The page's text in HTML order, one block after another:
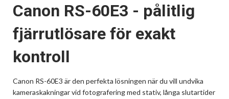
Canon RS-60E3 - pålitlig
fjärrutlösare för exakt
kontroll
Canon RS-60E3 är den perfekta lösningen när du vill undvika
kameraskakningar vid fotografering med stativ, långa slutartider